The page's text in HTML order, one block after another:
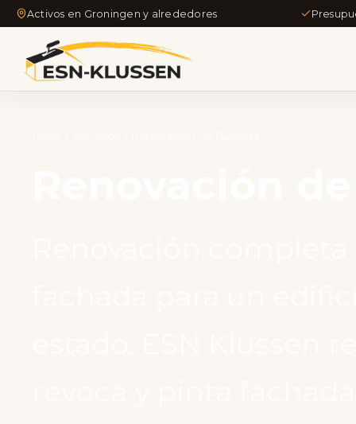
Activos en Groningen y alrededores